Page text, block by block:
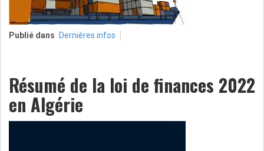
Publié dans Dernières infos
Résumé de la loi de finances 2022
en Algérie